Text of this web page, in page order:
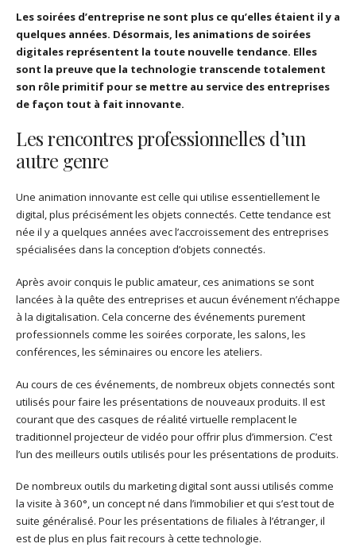
Les soirées d’entreprise ne sont plus ce qu’elles étaient il y a
quelques années. Désormais, les animations de soirées
digitales représentent la toute nouvelle tendance. Elles
sont la preuve que la technologie transcende totalement
son rôle primitif pour se mettre au service des entreprises
de façon tout à fait innovante.
Les rencontres professionnelles d’un
autre genre
Une animation innovante est celle qui utilise essentiellement le
digital, plus précisément les objets connectés. Cette tendance est
née il y a quelques années avec l’accroissement des entreprises
spécialisées dans la conception d’objets connectés.
Après avoir conquis le public amateur, ces animations se sont
lancées à la quête des entreprises et aucun événement n’échappe
à la digitalisation. Cela concerne des événements purement
professionnels comme les soirées corporate, les salons, les
conférences, les séminaires ou encore les ateliers.
Au cours de ces événements, de nombreux objets connectés sont
utilisés pour faire les présentations de nouveaux produits. Il est
courant que des casques de réalité virtuelle remplacent le
traditionnel projecteur de vidéo pour offrir plus d’immersion. C’est
l’un des meilleurs outils utilisés pour les présentations de produits.
De nombreux outils du marketing digital sont aussi utilisés comme
la visite à 360°, un concept né dans l’immobilier et qui s’est tout de
suite généralisé. Pour les présentations de filiales à l’étranger, il
est de plus en plus fait recours à cette technologie.